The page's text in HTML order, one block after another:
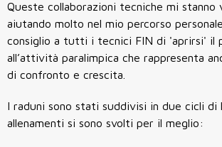
Queste collaborazioni tecniche mi stanno
aiutando molto nel mio percorso
consiglio a tutti i tecnici FIN di 'aprirsi' il
all’attività paralimpica che rappresenta
di confronto e crescita.
I raduni sono stati suddivisi in due cicli di
allenamenti si sono svolti per il meglio: